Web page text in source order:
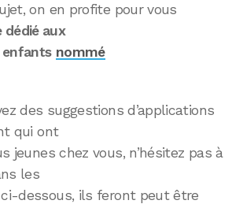
on en profite pour vous
dédié aux
enfants nommé
des suggestions d’applications
qui ont
jeunes chez vous, n’hésitez pas à
les
dessous, ils feront peut être